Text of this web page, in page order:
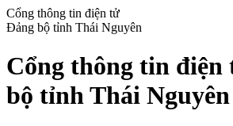
Cổng thông tin điện tử
Đảng bộ tỉnh Thái Nguyên
Cổng thông tin
bộ tỉnh Thái Nguyên